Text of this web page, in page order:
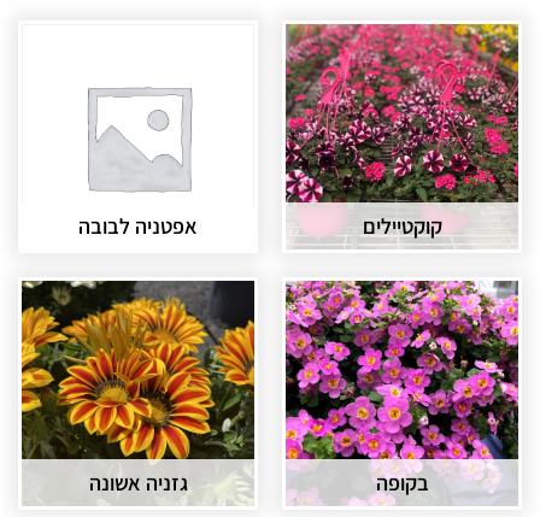
קוקטיילים אפטניה לבובה
בקופה גזניה אשונה